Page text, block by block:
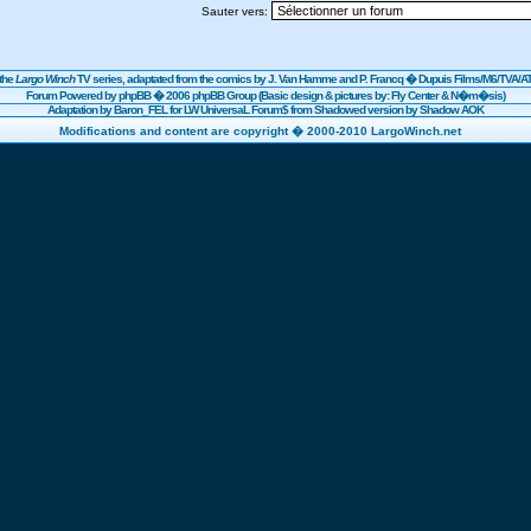
Sauter vers:
Largo WinchTV series, adaptated from the comics by J. Van Hamme and P. Francq �DupuisFilms/M6/TVA/
Forum Powered byphpBB� 2006 phpBB Group (Basic design & pictures by: Fly Center & N�m�sis)
Adaptation by Baron_FEL for LW UniversaL Forum$ from Shadowed version by Shadow AOK
Modifications and content are copyright � 2000-2010 LargoWinch.net